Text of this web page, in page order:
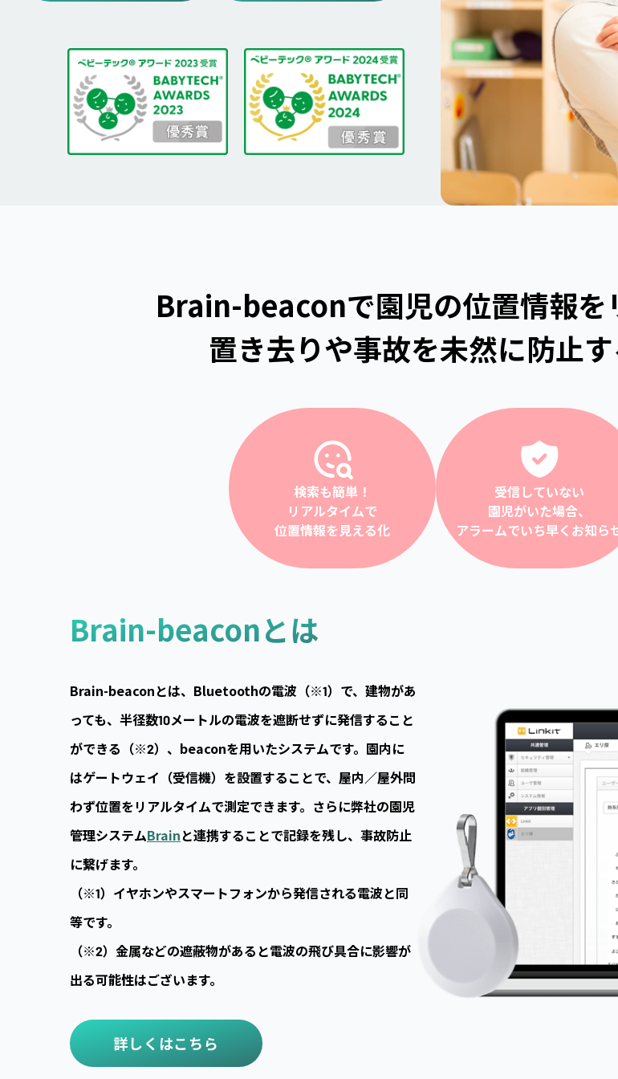
Brain-beaconで園児の位置情報を
置き去りや事故を未然に防止
検索も簡単！
リアルタイムで
位置情報を見える化
受信していない
園児がいた場合、
アラームでいち早く お知ら
Brain-beaconとは
Brain-beaconとは、Bluetoothの電波（※1）で、建物があ
っても、半径数10メートルの電波を遮断せずに発信すること
ができる（※2）、beaconを用いたシステムです。園内に
はゲートウェイ（受信機）を設置することで、屋内／屋外問
わず位置をリアルタイムで測定できます。さらに弊社の園児
管理システムBrainと連携することで記録を残し、事故防止
に繋げます。
（※1）イヤホンやスマートフォンから発信される電波と同
等です。
（※2）金属などの遮蔽物があると電波の飛び具合に影響が
出る可能性はございます。
詳しくはこちら